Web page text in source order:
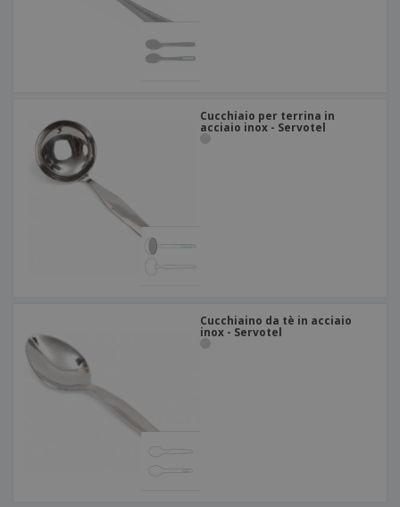
Cucchiaio per terrina in
acciaio inox - Servotel
Cucchiaino da tè in acciaio
inox - Servotel